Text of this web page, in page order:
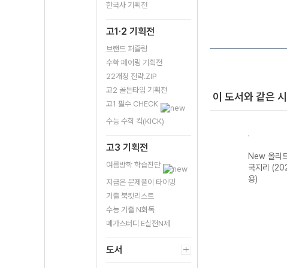
한국사 기획전
고1·2 기획전
브랜드 퍼즐링
수학 페어링 기획전
22개정 전략.ZIP
고2 골든타임 기획전
고1 필수 CHECK
수능 수학 킥(KICK)
고3 기획전
여름방학 학습진단
지금은 문제풀이 타이밍
기출 북킷리스트
수능 기출 N회독
메가스터디 E실전N제
도서
이 도서와 같은
등 물리학I
(2026년용)
등 지구과학I
New 올리
국지리
용)